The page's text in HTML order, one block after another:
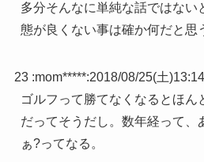
多分そんなに単純な話ではない
態が良くない事は確か何だと思
23 :mom*****:2018/08/25(土
ゴルフって勝てなくなるとほん
だってそうだし。数年経って、
ぁ?ってなる。